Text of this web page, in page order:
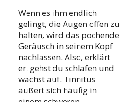
Wenn es ihm endlich
gelingt, die Augen offen zu
halten, wird das pochende
Geräusch in seinem Kopf
nachlassen. Also, erklärt
er, gehst du schlafen und
wachst auf. Tinnitus
äußert sich häufig in